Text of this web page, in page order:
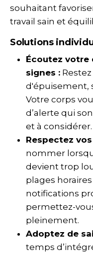
souhaitant
travail sain et
Solutions
Écoutez votre
signes :
d'épuisement,
Votre corps
d’alerte qui
et à considérer.
Respectez
nommer
devient trop
plages
notifications
permettez-
pleinement.
Adoptez de
temps